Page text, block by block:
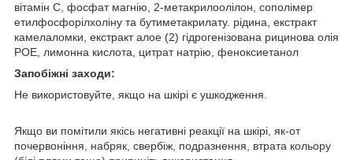
вітамін С, фосфат магнію, 2-метакрилоолілон, сополімер
етилфосфорілхоліну та бутиметакрилату. рідина, екстракт
камелаломки, екстракт алое (2) гідрогенізована рицинова олія
POE, лимонна кислота, цитрат натрію, феноксиетанол
Запобіжні заходи:
Не використовуйте, якщо на шкірі є ушкодження.
Якщо ви помітили якісь негативні реакції на шкірі, як-от
почервоніння, набряк, свербіж, подразнення, втрата кольору